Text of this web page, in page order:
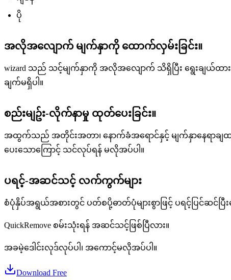
ပို
အလိုအလျောက် မျက်နှာကို ထောက်လှမ်းခြင်း။
wizard သည် သင့်မျက်နှာကို အလိုအလျောက် သိရှိပြီး ရွေးချယ်ထာ
ချက်မရှိပါ။
စည်းမျဥ်း-လိုက်နာမှု ထုတ်ပေးခြင်း။
အထွက်သည် အတိုင်းအတာ၊ နောက်ခံအရောင်နှင့် မျက်နှာနေရာချ
ပေးသောကြောင့် သင်လုပ်ရန် မလိုအပ်ပါ။
ပရင့်-အဆင်သင့် လက်ကွက်များ
စံပုံနှိပ်အရွယ်အစားတွင် ပတ်စပို့ဓာတ်ပုံများစွာဖြင့် ပရင့်ပြင်ဆင်ပ
QuickRemove စမ်းသုံးရန် အဆင်သင့်ဖြစ်ပြီလား။
အခမဲ့ဒေါင်းလုဒ်လုပ်ပါ၊ အကောင့်မလိုအပ်ပါ။
Download Free